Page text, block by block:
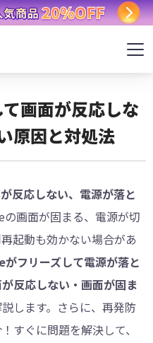
画面が反応しな
原因と対処法
反応しない、電源が落と
の画面が固まる、電源が切
起動も効かない場合があ
フリーズして電源が落と
反応しない・画面が固ま
します。さらに、再発防
すぐに問題を解決して、